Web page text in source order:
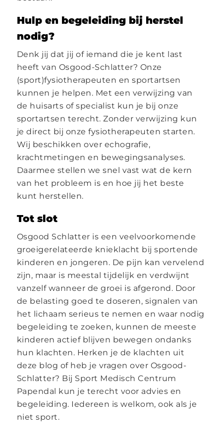
Hulp en begeleiding bij herstel
nodig?
Denk jij dat jij of iemand die je kent last
heeft van Osgood-Schlatter? Onze
(sport)fysiotherapeuten en sportartsen
kunnen je helpen. Met een verwijzing van
de huisarts of specialist kun je bij onze
sportartsen terecht. Zonder verwijzing kun
je direct bij onze fysiotherapeuten starten.
Wij beschikken over echografie,
krachtmetingen en bewegingsanalyses.
Daarmee stellen we snel vast wat de kern
van het probleem is en hoe jij het beste
kunt herstellen.
Tot slot
Osgood Schlatter is een veelvoorkomende
groeigerelateerde knieklacht bij sportende
kinderen en jongeren. De pijn kan vervelend
zijn, maar is meestal tijdelijk en verdwijnt
vanzelf wanneer de groei is afgerond. Door
de belasting goed te doseren, signalen van
het lichaam serieus te nemen en waar nodig
begeleiding te zoeken, kunnen de meeste
kinderen actief blijven bewegen ondanks
hun klachten. Herken je de klachten uit
deze blog of heb je vragen over Osgood-
Schlatter? Bij Sport Medisch Centrum
Papendal kun je terecht voor advies en
begeleiding. Iedereen is welkom, ook als je
niet sport.